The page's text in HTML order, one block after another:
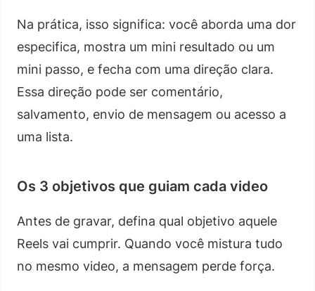
Na prática, isso significa: você aborda uma dor
especifica, mostra um mini resultado ou um
mini passo, e fecha com uma direção clara.
Essa direção pode ser comentário,
salvamento, envio de mensagem ou acesso a
uma lista.
Os 3 objetivos que guiam cada video
Antes de gravar, defina qual objetivo aquele
Reels vai cumprir. Quando você mistura tudo
no mesmo video, a mensagem perde força.